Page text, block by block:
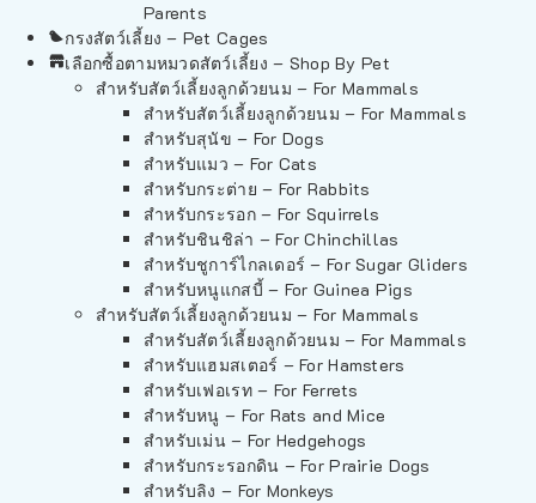
Parents
กรงสัตว์เลี้ยง – Pet Cages
เลือกซื้อตามหมวดสัตว์เลี้ยง – Shop By Pet
สำหรับสัตว์เลี้ยงลูกด้วยนม – For Mammals
สำหรับสัตว์เลี้ยงลูกด้วยนม – For Mammals
สำหรับสุนัข – For Dogs
สำหรับแมว – For Cats
สำหรับกระต่าย – For Rabbits
สำหรับกระรอก – For Squirrels
สำหรับชินชิล่า – For Chinchillas
สำหรับชูการ์ไกลเดอร์ – For Sugar Gliders
สำหรับหนูแกสบี้ – For Guinea Pigs
สำหรับสัตว์เลี้ยงลูกด้วยนม – For Mammals
สำหรับสัตว์เลี้ยงลูกด้วยนม – For Mammals
สำหรับแฮมสเตอร์ – For Hamsters
สำหรับเฟอเรท – For Ferrets
สำหรับหนู – For Rats and Mice
สำหรับเม่น – For Hedgehogs
สำหรับกระรอกดิน – For Prairie Dogs
สำหรับลิง – For Monkeys